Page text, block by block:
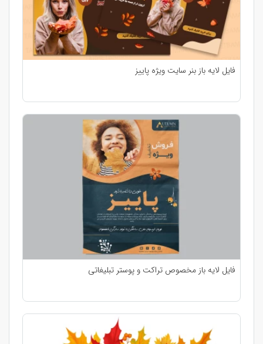
فایل لایه باز بنر سایت ویژه پاییز
فایل لایه باز مخصوص تراکت و پوستر تبلیغاتی